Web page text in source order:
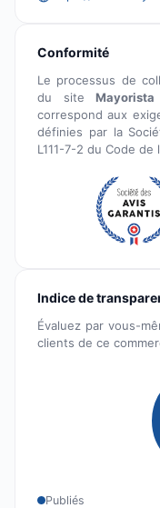
Conformité
Le processus de
du site
correspond aux
définies par la
L111-7-2 du Code de
Indice de
Évaluez par vous-
clients de ce
Publiés